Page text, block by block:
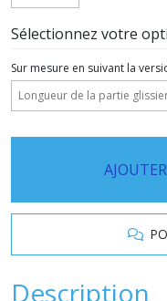
Sélectionnez votre
Sur mesure en suivant la
Description